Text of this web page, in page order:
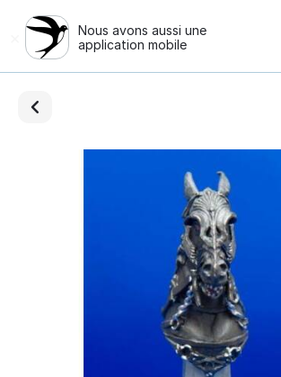
Nous avons aussi une
application mobile